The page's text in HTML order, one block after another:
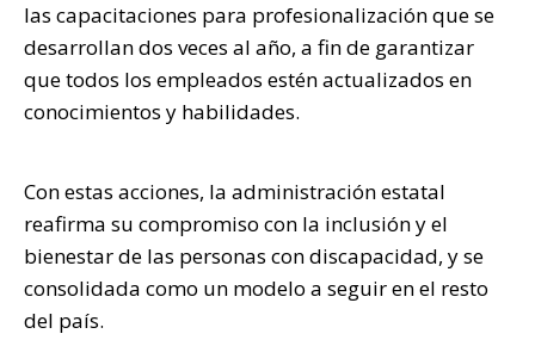
las capacitaciones para profesionalización que se
desarrollan dos veces al año, a fin de garantizar
que todos los empleados estén actualizados en
conocimientos y habilidades.
Con estas acciones, la administración estatal
reafirma su compromiso con la inclusión y el
bienestar de las personas con discapacidad, y se
consolidada como un modelo a seguir en el resto
del país.